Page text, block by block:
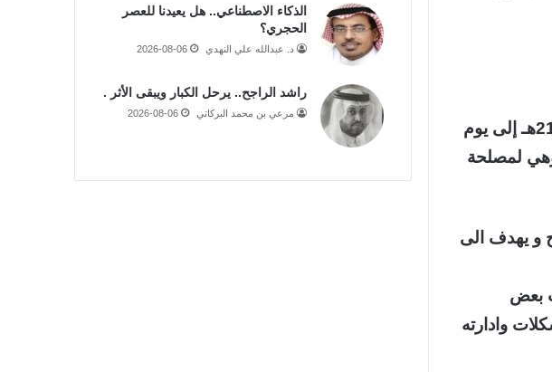
وأوضح الأستاذ/ بشيت المطرفي بأن مدة البرنامجين أربع أيام من السبت 21/7/1431هـ إلى يوم
ومدة كل برنامج يستغرق 8 ساعات وهي لمصلحة
و يهدف الى
بعض
وادارته
الذكاء الاصطناعي.. هل يعيدنا للعصر
الحجري؟
د. عبدالله علي النهدي 2026-08-06
راشد الراجح.. يرحل الكبار ويبقى الأثر .
مرعي بن محمد البركاتي 2026-08-06